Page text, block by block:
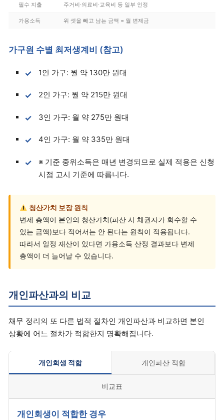
필수 지출 주거비·의료비·교육비 등 일부 인정
가용소득 위 셋을 빼고 남는 금액 = 월 변제금
가구원 수별 최저생계비 (참고)
1인 가구: 월 약 130만 원대
2인 가구: 월 약 215만 원대
3인 가구: 월 약 275만 원대
4인 가구: 월 약 335만 원대
※ 기준 중위소득은 매년 변경되므로 실제 적용은 신청
시점 고시 기준에 따릅니다.
청산가치 보장 원칙
변제 총액이 본인의 청산가치(파산 시 채권자가 회수할 수
있는 금액)보다 적어서는 안 된다는 원칙이 적용됩니다.
따라서 일정 재산이 있다면 가용소득 산정 결과보다 변제
총액이 더 늘어날 수 있습니다.
개인파산과의 비교
채무 정리의 또 다른 법적 절차인 개인파산과 비교하면 본인
상황에 어느 절차가 적합한지 명확해집니다.
개인회생 적합 개인파산 적합
비교표
개인회생이 적합한 경우